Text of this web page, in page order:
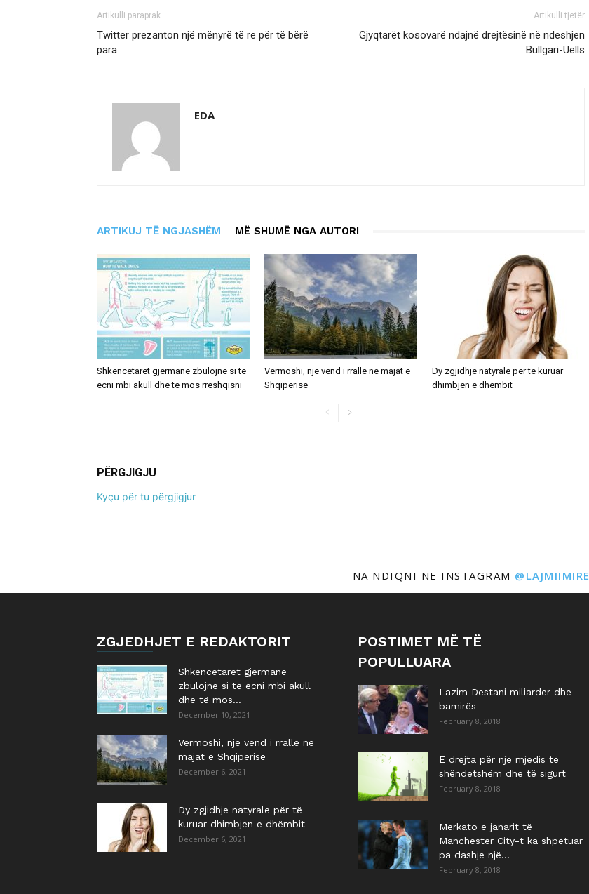
Artikulli paraprak
Twitter prezanton një mënyrë të re për të bërë
para
Artikulli tjetër
Gjyqtarët kosovarë ndajnë drejtësinë në ndeshjen
Bullgari-Uells
EDA
ARTIKUJ TË NGJASHËM MË SHUMË NGA AUTORI
Shkencëtarët gjermanë zbulojnë si të
ecni mbi akull dhe të mos rrëshqisni
Vermoshi, një vend i rrallë në majat e
Shqipërisë
Dy zgjidhje natyrale për të kuruar
dhimbjen e dhëmbit
PËRGJIGJU
Kyçu për tu përgjigjur
NA NDIQNI NË INSTAGRAM @LAJMIIMIRE
ZGJEDHJET E REDAKTORIT
Shkencëtarët gjermanë
zbulojnë si të ecni mbi akull
dhe të mos...
December 10, 2021
Vermoshi, një vend i rrallë në
majat e Shqipërisë
December 6, 2021
Dy zgjidhje natyrale për të
kuruar dhimbjen e dhëmbit
December 6, 2021
POSTIMET MË TË
POPULLUARA
Lazim Destani miliarder dhe
bamirës
February 8, 2018
E drejta për një mjedis të
shëndetshëm dhe të sigurt
February 8, 2018
Merkato e janarit të
Manchester City-t ka shpëtuar
pa dashje një...
February 8, 2018